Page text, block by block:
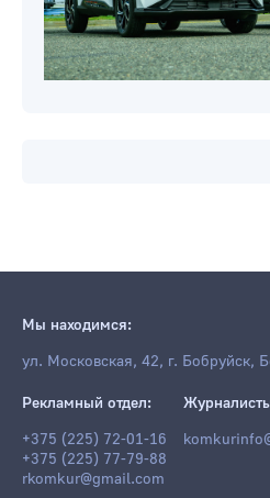
Мы находимся:
ул. Московская, 42, г. Бобруйск,
Рекламный отдел:
+375 (225) 72-01-16
+375 (225) 77-79-88
rkomkur@gmail.com